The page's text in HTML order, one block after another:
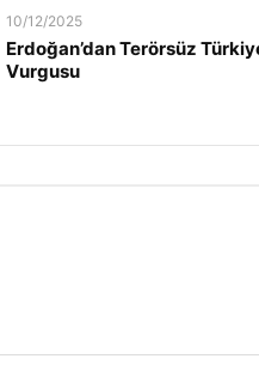
10/12/2025
Erdoğan’dan Terörsüz
Vurgusu